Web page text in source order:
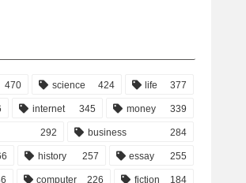
470 science 424 life 377
internet 345 money 339
292 business 284
history 257 essay 255
computer 226 fiction 184